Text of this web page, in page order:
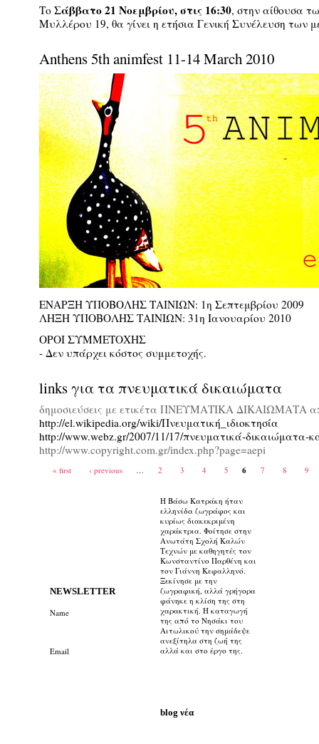
Το Σάββατο 21 Νοεμβρίου, στις 16:30, στην αίθουσα
Μυλλέρου 19, θα γίνει η ετήσια Γενική Συνέλευση των
Anthens 5th animfest 11-14 March 2010
ΕΝΑΡΞΗ ΥΠΟΒΟΛΗΣ ΤΑΙΝΙΩΝ: 1η Σεπτεμβρίου 2009
ΛΗΞΗ ΥΠΟΒΟΛΗΣ ΤΑΙΝΙΩΝ: 31η Ιανουαρίου 2010
ΟΡΟΙ ΣΥΜΜΕΤΟΧΗΣ
- Δεν υπάρχει κόστος συμμετοχής.
links για τα πνευματικά δικαιώματα
δημοσιεύσεις με ετικέτα ΠΝΕΥΜΑΤΙΚΑ ΔΙΚΑΙΩΜΑΤΑ
http://el.wikipedia.org/wiki/Πνευματική_ιδιοκτησία
http://www.webz.gr/2007/11/17/πνευματικά-δικαιώματα-
http://www.copyright.com.gr/index.php?page=aepi
« first ‹ previous … 2 3 4 5 6 7 8 9
ΝΕWSLETTER
Name
Email
Η Βάσω Κατράκη ήταν
ελληνίδα ζωγράφος και
κυρίως διακεκριμένη
χαράκτρια. Φοίτησε στην
Ανωτάτη Σχολή Καλών
Τεχνών με καθηγητές τον
Κωνσταντίνο Παρθένη και
τον Γιάννη Κεφαλληνό.
Ξεκίνησε με την
ζωγραφική, αλλά γρήγορα
φάνηκε η κλίση της στη
χαρακτική. Η καταγωγή
της από το Νησάκι του
Αιτωλικού την σημάδεψε
ανεξίτηλα στη ζωή της
αλλά και στο έργο της.
blog νέα